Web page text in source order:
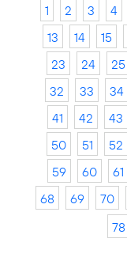
1 2 3 4
13
14 15
23
24 25
32
33 34
41
42 43
50
51 52
59
60 61
68
69 70
78